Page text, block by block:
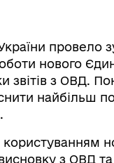
провело
нового
звітів з ОВД.
найбільш
користуванням
з ОВД та